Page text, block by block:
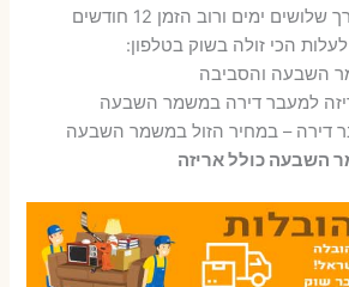
ימים ורוב הזמן 12 חודשים
הכי זולה בשוק בטלפון:
השבעה והסביבה
למעבר דירה במשמר השבעה
דירה – במחיר הזול במשמר השבעה
השבעה כולל אריזה